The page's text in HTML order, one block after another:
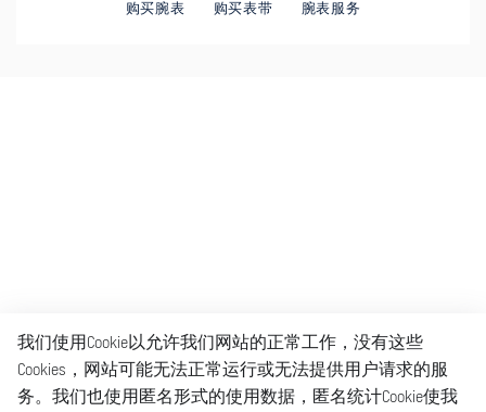
购买腕表 购买表带 腕表服务
我们使用Cookie以允许我们网站的正常工作，没有这些
Cookies，网站可能无法正常运行或无法提供用户请求的服
务。我们也使用匿名形式的使用数据，匿名统计Cookie使我